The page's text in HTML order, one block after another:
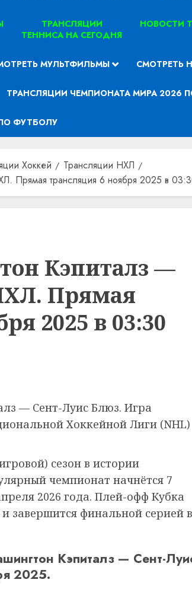
ТРАНСЛЯЦИИ
ТЕННИСА НА СЕГОДНЯ
НОВОСТИ
МУЛЬТФИЛЬМЫ СМОТРЕТЬ
ТРАНСЛЯЦИИ ЧЕМПИОНАТА МИРА 2026
ФУТБОЛУ
Хоккей
Трансляции НХЛ
Прямая трансляция 6 ноября 2025 в
Кэпиталз —
Прямая
2025 в 03:30
— Сент-Луис Блюз. Игра
Хоккейной Лиги (NHL)
сезон в истории
чемпионат начнётся 7
2026 года. Плей-офф Кубка
завершится финальной серией в
Кэпиталз — Сент-
2025.